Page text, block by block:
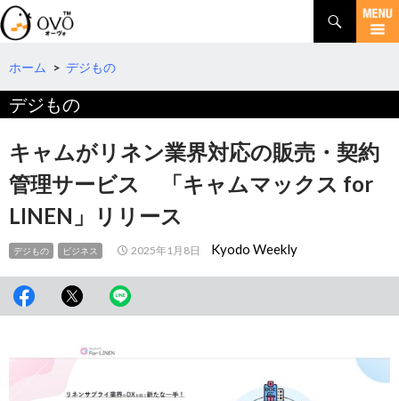
検
索
コ
テ
ツ
へ
動
ホーム > デジもの
デジもの
キャムがリネン業界対応の販売・契約
管理サービス 「キャムマックス for
LINEN」リリース
デジもの ビジネス 2025年1月8日 Kyodo Weekly